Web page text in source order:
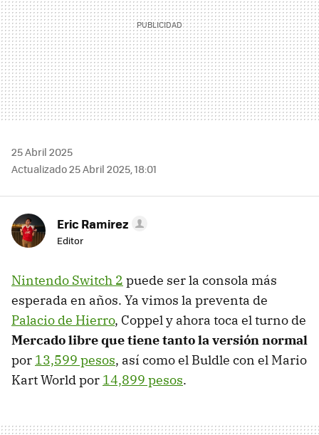
25 Abril 2025
Actualizado 25 Abril 2025, 18:01
Eric Ramirez
Editor
Nintendo Switch 2 puede ser la consola más
esperada en años. Ya vimos la preventa de
Palacio de Hierro, Coppel y ahora toca el turno de
Mercado libre que tiene tanto la versión normal
por 13,599 pesos, así como el Buldle con el Mario
Kart World por 14,899 pesos.